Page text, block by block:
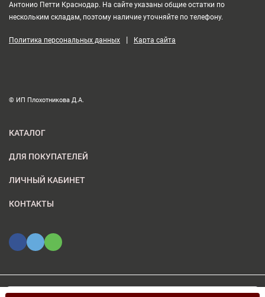
Антонио Петти Краснодар. На сайте указаны общие остатки по
нескольким складам, поэтому наличие уточняйте по телефону.
Политика персональных данных | Карта сайта
© ИП Плохотникова Д.А.
КАТАЛОГ
ДЛЯ ПОКУПАТЕЛЕЙ
ЛИЧНЫЙ КАБИНЕТ
КОНТАКТЫ